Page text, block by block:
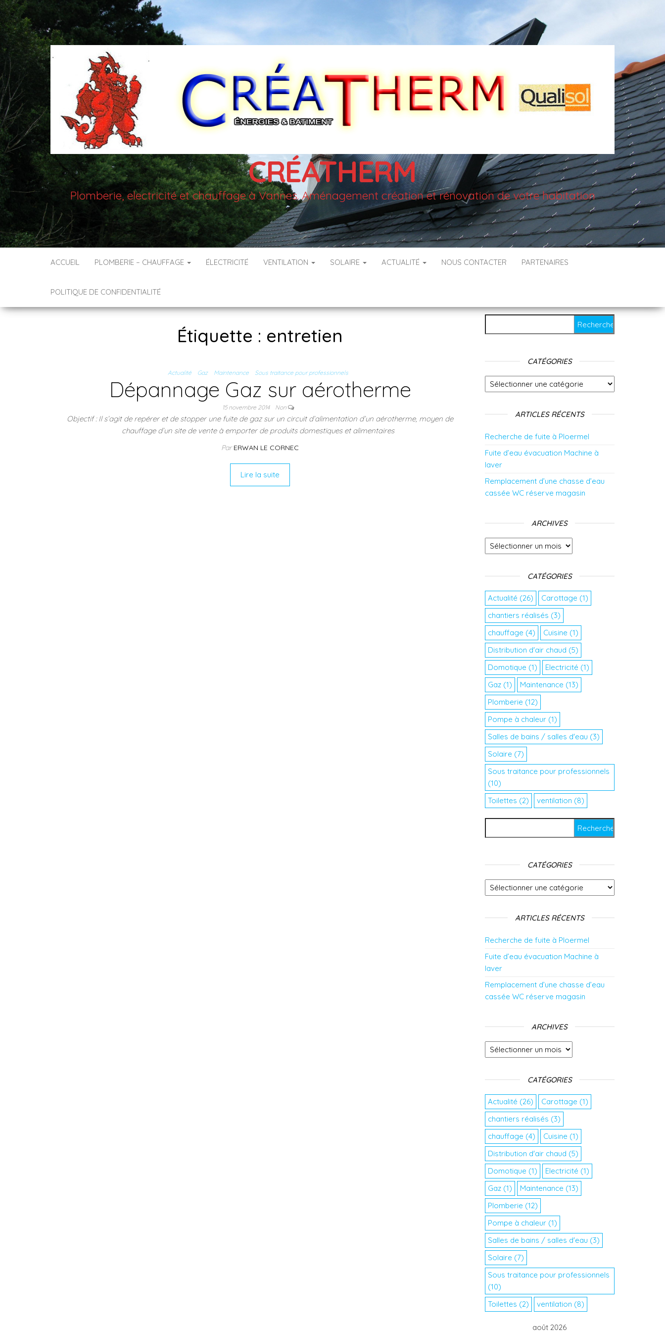
CRÉATHERM
Plomberie, electricité et chauffage à Vannes. Aménagement création et rénovation de votre habitation
ACCUEIL PLOMBERIE – CHAUFFAGE ÉLECTRICITÉ VENTILATION SOLAIRE ACTUALITÉ NOUS CONTACTER PARTENAIRES
POLITIQUE DE CONFIDENTIALITÉ
Étiquette : entretien
Actualité Gaz Maintenance Sous traitance pour professionnels
Dépannage Gaz sur aérotherme
15 novembre 2014 Non
Objectif : Il s’agit de repérer et de stopper une fuite de gaz sur un circuit d’alimentation d’un aérotherme, moyen de
chauffage d’un site de vente à emporter de produits domestiques et alimentaires
ParERWAN LE CORNEC
Lire la suite
CATÉGORIES
Catégories
ARTICLES RÉCENTS
Recherche de fuite à Ploermel
Fuite d’eau évacuation Machine à
laver
Remplacement d’une chasse d’eau
cassée WC réserve magasin
ARCHIVES
Archives
CATÉGORIES
Actualité (26) Carottage (1)
chantiers réalisés (3)
chauffage (4) Cuisine (1)
Distribution d'air chaud (5)
Domotique (1) Electricité (1)
Gaz(1) Maintenance (13)
Plomberie (12)
Pompe à chaleur(1)
Salles de bains / salles d'eau (3)
Solaire (7)
Sous traitance pour professionnels
(10)
Toilettes (2) ventilation (8)
CATÉGORIES
Catégories
ARTICLES RÉCENTS
Recherche de fuite à Ploermel
Fuite d’eau évacuation Machine à
laver
Remplacement d’une chasse d’eau
cassée WC réserve magasin
ARCHIVES
Archives
CATÉGORIES
Actualité (26) Carottage (1)
chantiers réalisés (3)
chauffage (4) Cuisine (1)
Distribution d'air chaud (5)
Domotique (1) Electricité (1)
Gaz(1) Maintenance (13)
Plomberie (12)
Pompe à chaleur(1)
Salles de bains / salles d'eau (3)
Solaire (7)
Sous traitance pour professionnels
(10)
Toilettes (2) ventilation (8)
août 2026